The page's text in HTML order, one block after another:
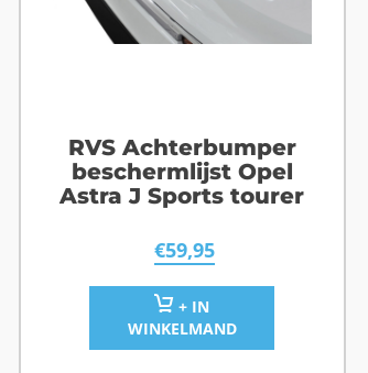
RVS Achterbumper
beschermlijst Opel
Astra J Sports tourer
€59,95
+ IN
WINKELMAND